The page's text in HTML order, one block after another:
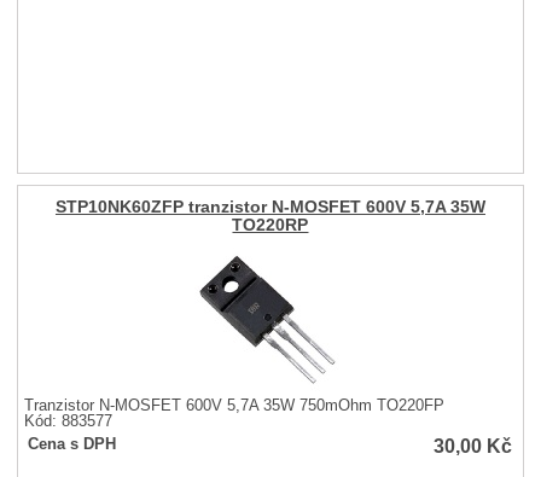
STP10NK60ZFP tranzistor N-MOSFET 600V 5,7A 35W
TO220RP
Tranzistor N-MOSFET 600V 5,7A 35W 750mOhm TO220FP
Kód: 883577
Cena s DPH
30,00 Kč